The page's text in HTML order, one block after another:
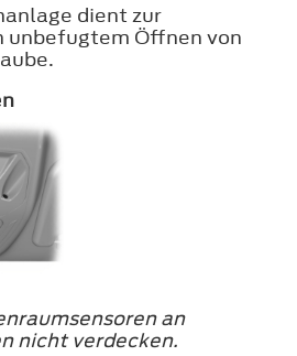
dient zur
unbefugtem Öffnen von
an
nicht verdecken.